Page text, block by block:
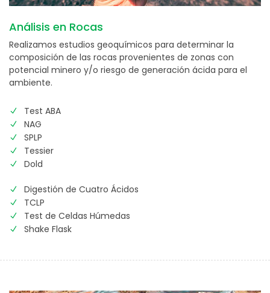
Análisis en Rocas
Realizamos estudios geoquímicos para determinar la
composición de las rocas provenientes de zonas con
potencial minero y/o riesgo de generación ácida para el
ambiente.
Test ABA
NAG
SPLP
Tessier
Dold
Digestión de Cuatro Ácidos
TCLP
Test de Celdas Húmedas
Shake Flask